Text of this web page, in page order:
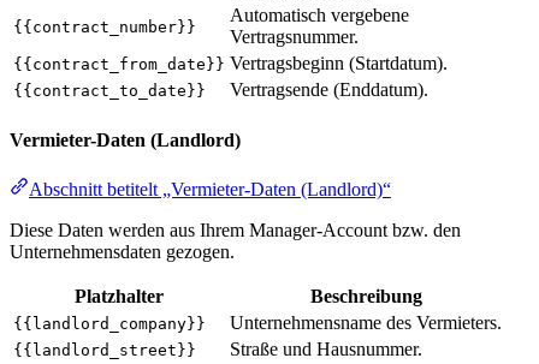
{{contract_number}}
Automatisch vergebene
Vertragsnummer.
{{contract_from_date}} Vertragsbeginn (Startdatum).
{{contract_to_date}} Vertragsende (Enddatum).
Vermieter-Daten (Landlord)
Abschnitt betitelt „Vermieter-Daten (Landlord)“
Diese Daten werden aus Ihrem Manager-Account bzw. den
Unternehmensdaten gezogen.
Platzhalter Beschreibung
{{landlord_company}} Unternehmensname des Vermieters.
{{landlord_street}} Straße und Hausnummer.